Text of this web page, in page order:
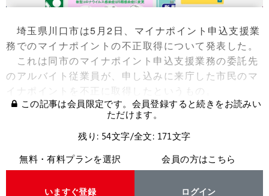
埼玉県川口市は5月2日、マイナポイント申込支援業
務でのマイナポイントの不正取得について発表した。
これは同市のマイナポイント申込支援業務の委託先
のアルバイト従業員が、申し込みに来庁した市民のマ
イナポイントを不正に取得したというもの。
この記事は会員限定です。会員登録すると続きをお読みい
ただけます。
残り: 54文字/全文: 171文字
無料・有料プランを選択
いますぐ登録
会員の方はこちら
ログイン